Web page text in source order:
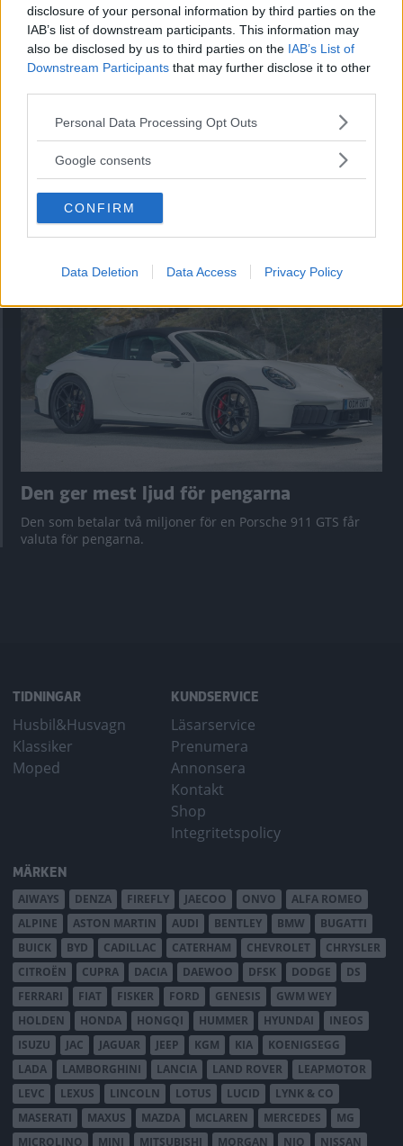
disclosure of your personal information by third parties on the
IAB’s list of downstream participants. This information may
also be disclosed by us to third parties on the IAB’s List of
Downstream Participants that may further disclose it to other
Please note that this website/app uses one or more Google
not limited to your visit or usage behaviour. You may click to
use your data for below specified purposes in below Google
consent section.
Personal Data Processing Opt Outs
Google consents
CONFIRM
Data Deletion Data Access Privacy Policy
Så står sig nya Toyota RAV4
Den ger mest ljud för pengarna
Den som betalar två miljoner för en Porsche 911 GTS får
valuta för pengarna.
TIDNINGAR
Husbil&Husvagn
Klassiker
Moped
KUNDSERVICE
Läsarservice
Prenumera
Annonsera
Kontakt
Shop
Integritetspolicy
MÄRKEN
AIWAYS DENZA FIREFLY JAECOO ONVO
ALFA ROMEO
ALPINE
ASTON MARTIN AUDI BENTLEY BMW
BUGATTI
BUICK
BYD CADILLAC CATERHAM CHEVROLET
CHRYSLER
CITROËN
CUPRA DACIA DAEWOO DFSK DODGE
DS
FERRARI
FIAT FISKER FORD GENESIS
GWM WEY
HOLDEN
HONDA HONGQI HUMMER HYUNDAI
INEOS
ISUZU
JAC JAGUAR JEEP KGM KIA
KOENIGSEGG
LADA
LAMBORGHINI LANCIA LAND ROVER
LEAPMOTOR
LEVC
LEXUS LINCOLN LOTUS LUCID
LYNK & CO
MASERATI
MAXUS MAZDA MCLAREN MERCEDES
MG
MICROLINO
MINI MITSUBISHI MORGAN NIO NISSAN